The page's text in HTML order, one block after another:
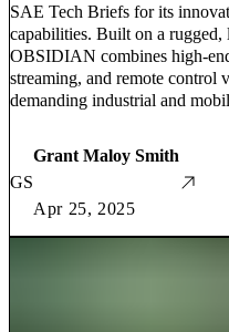
SAE Tech Briefs for its
capabilities. Built on a
OBSIDIAN combines high-
streaming, and remote control
demanding industrial and
GS
Grant Maloy Smith
Apr 25, 2025